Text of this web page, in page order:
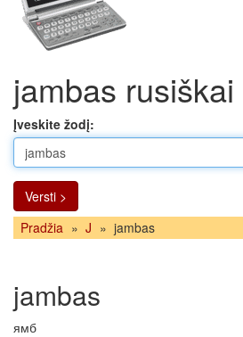
jambas rusiškai
Įveskite žodį:
Versti >
Pradžia » J » jambas
jambas
ямб